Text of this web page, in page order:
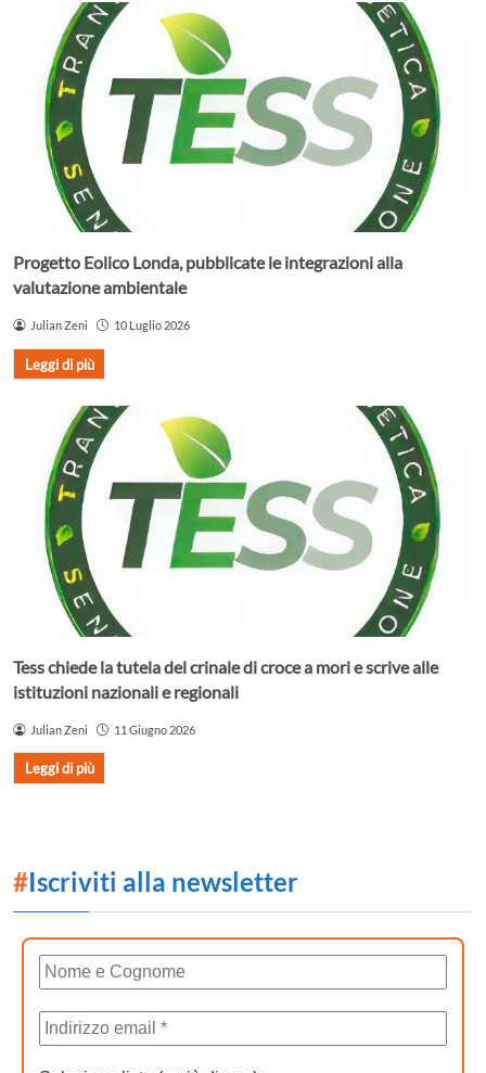
Progetto Eolico Londa, pubblicate le integrazioni alla
valutazione ambientale
Julian Zeni 10 Luglio 2026
Leggi di più
Tess chiede la tutela del crinale di croce a mori e scrive alle
istituzioni nazionali e regionali
Julian Zeni 11 Giugno 2026
Leggi di più
#Iscriviti alla newsletter